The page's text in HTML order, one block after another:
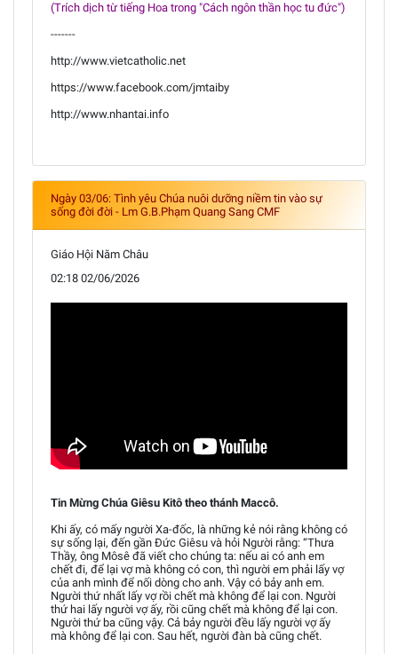
(Trích dịch từ tiếng Hoa trong "Cách ngôn thần học tu đức")
-------
http://www.vietcatholic.net
https://www.facebook.com/jmtaiby
http://www.nhantai.info
Ngày 03/06: Tình yêu Chúa nuôi dưỡng niềm tin vào sự
sống đời đời - Lm G.B.Phạm Quang Sang CMF
Giáo Hội Năm Châu
02:18 02/06/2026
Tin Mừng Chúa Giêsu Kitô theo thánh Maccô.
Khi ấy, có mấy người Xa-đốc, là những kẻ nói rằng không có
sự sống lại, đến gần Đức Giêsu và hỏi Người rằng: “Thưa
Thầy, ông Môsê đã viết cho chúng ta: nếu ai có anh em
chết đi, để lại vợ mà không có con, thì người em phải lấy vợ
của anh mình để nối dòng cho anh. Vậy có bảy anh em.
Người thứ nhất lấy vợ rồi chết mà không để lại con. Người
thứ hai lấy người vợ ấy, rồi cũng chết mà không để lại con.
Người thứ ba cũng vậy. Cả bảy người đều lấy người vợ ấy
mà không để lại con. Sau hết, người đàn bà cũng chết.